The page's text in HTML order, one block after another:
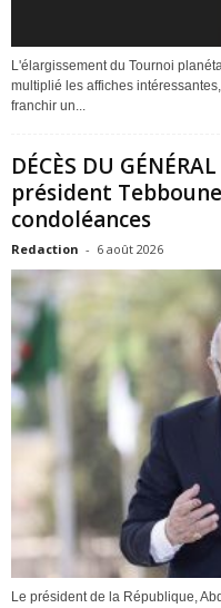
L'élargissement du Tournoi
multiplié les affiches
franchir un...
DÉCÈS DU
président
condoléances
Redaction - 6 août 2026
Le président de la République,